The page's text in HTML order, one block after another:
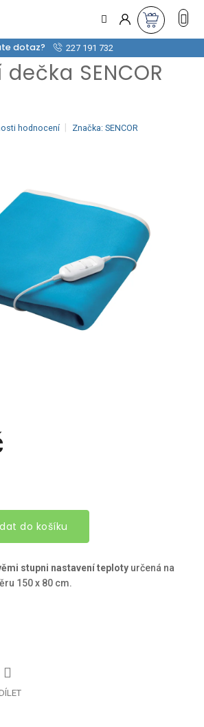
dotaz? 227 191 732
SENCOR
hodnocení Značka: SENCOR
do košíku
stupni nastavení teploty určená na
150 x 80 cm.